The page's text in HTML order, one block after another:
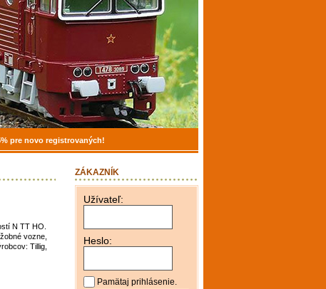
N TT HO.
vozne
: Tillig,
ZÁKAZNÍK
Užívateľ:
Heslo:
Pamätaj prihlásenie.
pre novo registrovaných!